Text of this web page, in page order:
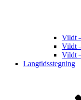
Vildt
Vildt
Vildt
Langtidsstegning